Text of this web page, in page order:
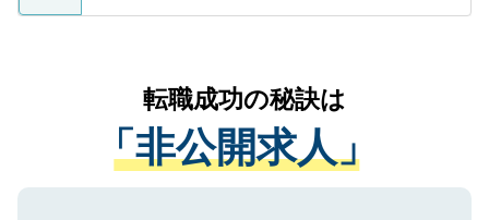
ているすべての個人データはご本人の許可
は、個人情報の取り扱いについての厳密な
管理基準を満たした事業者のみに付与され
る、プライバシーマークを取得済みです。
ご登録いただいた個人情報は、SSL（デー
かがいして、現在の医療機関の状況や紹介
経験をまじえながら、適切なアドバイスを
させていただきます。すぐにご転職をされ
ない方には、長期的なサポートが可能です
ので、まずはご登録ください。
転職成功の秘訣は
「非公開求人」